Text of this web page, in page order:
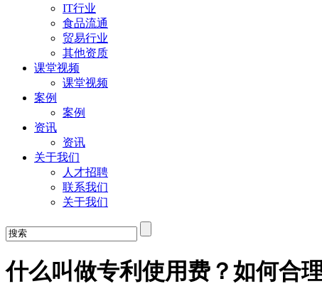
IT行业
食品流通
贸易行业
其他资质
课堂视频
课堂视频
案例
案例
资讯
资讯
关于我们
人才招聘
联系我们
关于我们
什么叫做专利使用费？如何合